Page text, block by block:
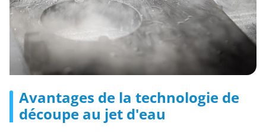
Avantages de la technologie de
découpe au jet d'eau